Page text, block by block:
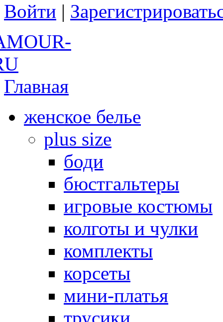
Войти |
Главная
женское белье
plus size
боди
бюстгальтеры
игровые костюмы
колготы и чулки
комплекты
корсеты
мини-платья